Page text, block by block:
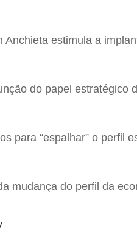
Anchieta estimula a
do papel estratégico
para “espalhar” o perfil
mudança do perfil da